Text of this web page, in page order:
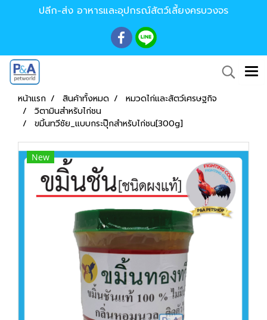
ปลีก-ส่ง อาหารและอุปกรณ์สัตว์เลี้ยงครบวงจร
หน้าแรก สินค้าทั้งหมด
หมวดไก่และสัตว์เศรษฐกิจ
วิตามินสำหรับไก่ชน
ขมิ้นทวีชัย_แบบกระปุ๊กสำหรับไก่ชน[300g]
New